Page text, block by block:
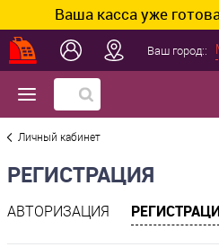
Ваша касса уже
Ваш город::
Личный кабинет
РЕГИСТРАЦИЯ
АВТОРИЗАЦИЯ